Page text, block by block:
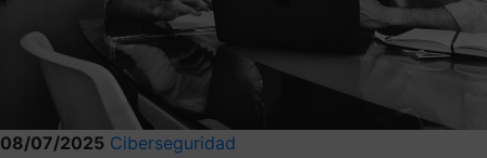
08/07/2025 Ciberseguridad